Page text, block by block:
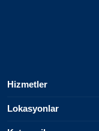
Hizmetler
Lokasyonlar